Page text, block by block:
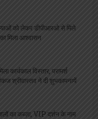
को लेकर डीपीआरओ से मिले
मिला आश्वासन
कार्यकाल विस्तार, परामर्श
श्रीवास्तव ने दी शुभकामनायें
का कब्ज़ा, VIP दर्शन के नाम